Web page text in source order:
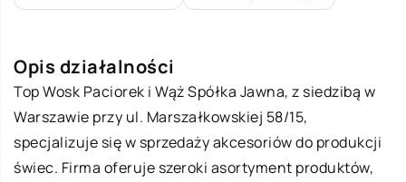
Opis działalności
Top Wosk Paciorek i Wąż Spółka Jawna, z siedzibą w
Warszawie przy ul. Marszałkowskiej 58/15,
specjalizuje się w sprzedaży akcesoriów do produkcji
świec. Firma oferuje szeroki asortyment produktów,